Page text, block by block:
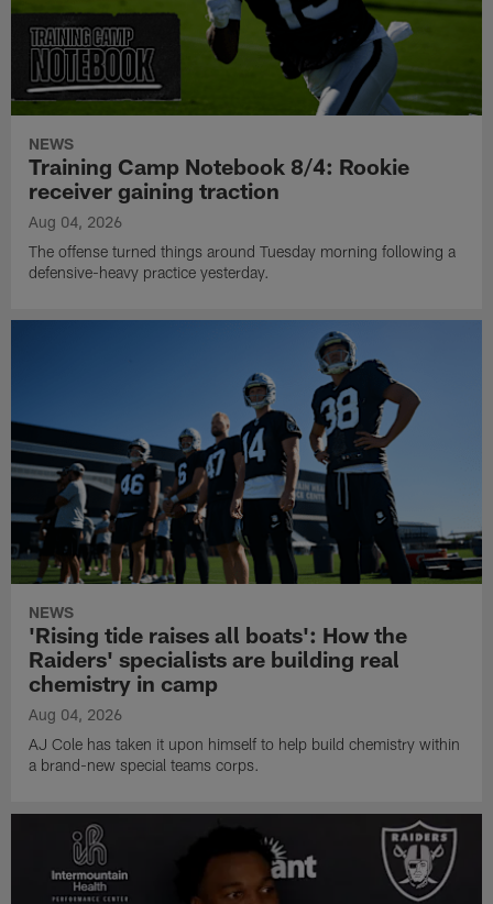
NEWS
Training Camp Notebook 8/4: Rookie
receiver gaining traction
Aug 04, 2026
The offense turned things around Tuesday morning following a
defensive-heavy practice yesterday.
NEWS
'Rising tide raises all boats': How the
Raiders' specialists are building real
chemistry in camp
Aug 04, 2026
AJ Cole has taken it upon himself to help build chemistry within
a brand-new special teams corps.